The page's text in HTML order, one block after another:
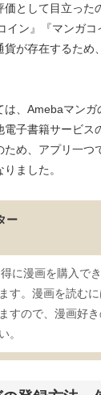
価として目立った
イン』『マンガコ
貨が存在するため
は、Amebaマン
電子書籍サービス
ため、アプリ一つ
ました。
ー
に漫画を購入で
す。漫画を読む
すので、漫画好
。